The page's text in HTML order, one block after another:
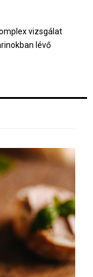
vizsgálat
lévő